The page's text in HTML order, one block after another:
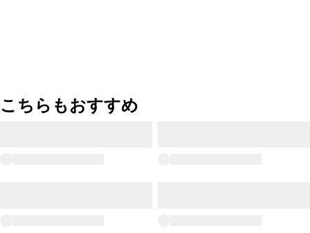
こちらもおすすめ